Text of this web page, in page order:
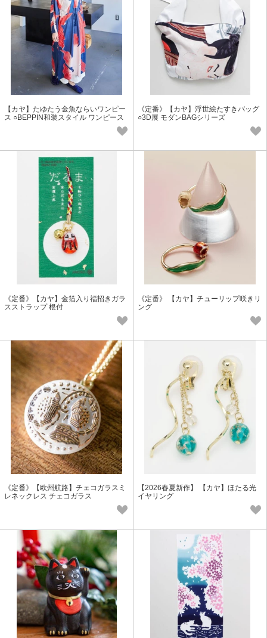
【カヤ】たゆたう金魚ならいワンピー
ス ○BEPPIN和装スタイル ワンピース
《定番》【カヤ】浮世絵たすきバッグ
○3D展 モダンBAGシリーズ
《定番》【カヤ】金箔入り福招きガラ
スストラップ 根付
《定番》 【カヤ】チューリップ咲きリ
ング
《定番》【欧州航路】チェコガラスミ
レネックレス チェコガラス
【2026春夏新作】 【カヤ】ほたる光
イヤリング